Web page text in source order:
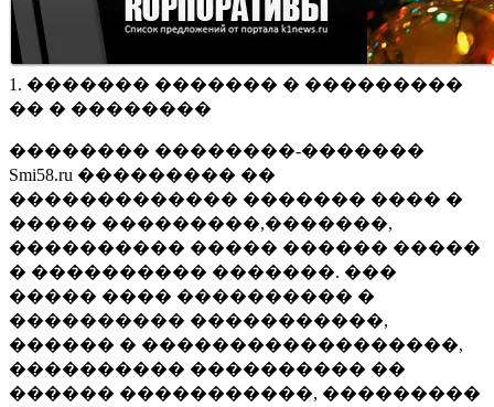
1. ������� ������� � ���������
�� � ��������
�������� ��������-�������
Smi58.ru ��������� ��
������������� ������� ���� �
����� ���������,�������,
���������� ����� ������ �����
� ���������� �������. ���
����� ���� ���������� �
���������� �����������,
������ � ������������������,
���������� ���������� ��
������ �����������, ���������